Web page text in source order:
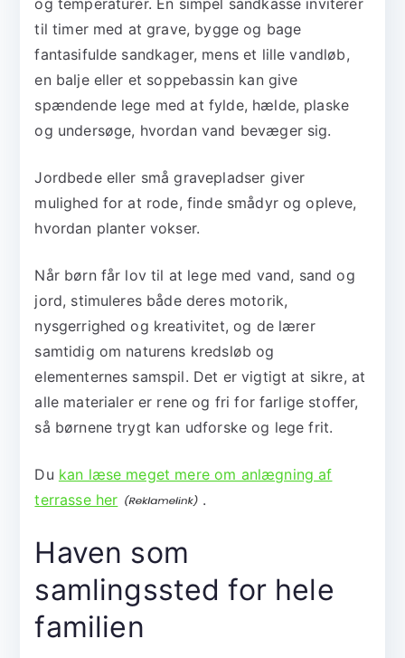
til timer med at grave, bygge og bage
fantasifulde sandkager, mens et lille vandløb,
en balje eller et soppebassin kan give
spændende lege med at fylde, hælde, plaske
og undersøge, hvordan vand bevæger sig.
Jordbede eller små gravepladser giver
mulighed for at rode, finde smådyr og opleve,
hvordan planter vokser.
Når børn får lov til at lege med vand, sand og
jord, stimuleres både deres motorik,
nysgerrighed og kreativitet, og de lærer
samtidig om naturens kredsløb og
elementernes samspil. Det er vigtigt at sikre, at
alle materialer er rene og fri for farlige stoffer,
så børnene trygt kan udforske og lege frit.
Du kan læse meget mere om anlægning af
terrasse her
.
Haven som
samlingssted for hele
familien